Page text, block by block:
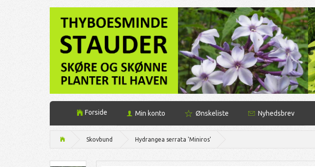
Forside Min konto Ønskeliste Nyhedsbrev
Skovbund Hydrangea serrata 'Miniros'